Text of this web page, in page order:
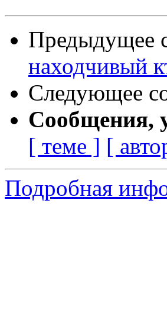
Предыдущее
находчивый
Следующее
Сообщения,
[ теме ] [
Подробная